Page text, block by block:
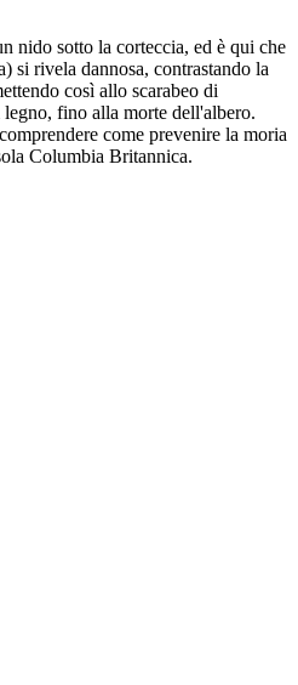
nido sotto la corteccia, ed è qui che
si rivela dannosa, contrastando la
così allo scarabeo di
fino alla morte dell'albero.
come prevenire la moria
Columbia Britannica.